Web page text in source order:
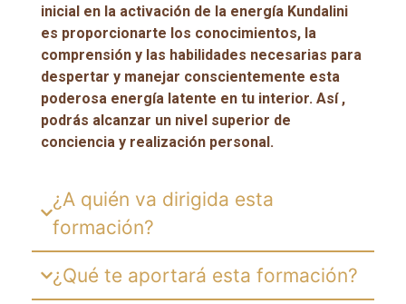
inicial en la activación de la energía Kundalini
es proporcionarte los conocimientos, la
comprensión y las habilidades necesarias para
despertar y manejar conscientemente esta
poderosa energía latente en tu interior. Así ,
podrás alcanzar un nivel superior de
conciencia y realización personal.
¿A quién va dirigida esta
formación?
¿Qué te aportará esta formación?